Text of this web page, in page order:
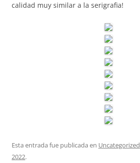
calidad muy similar a la serigrafia!
Esta entrada fue publicada en Uncategorized
2022.